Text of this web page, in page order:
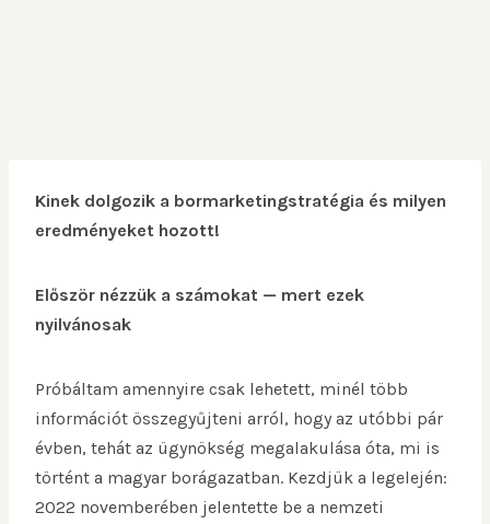
Kinek dolgozik a bormarketingstratégia és milyen
eredményeket hozott!
Először nézzük a számokat — mert ezek
nyilvánosak
Próbáltam amennyire csak lehetett, minél több
információt összegyűjteni arról, hogy az utóbbi pár
évben, tehát az ügynökség megalakulása óta, mi is
történt a magyar borágazatban. Kezdjük a legelején:
2022 novemberében jelentette be a nemzeti